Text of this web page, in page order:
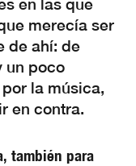
en las que
merecía ser
de ahí: de
un poco
la música,
en contra.
también para